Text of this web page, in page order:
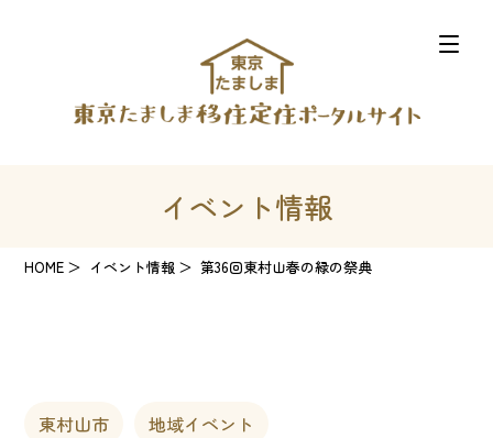
イベント情報
HOME イベント情報 第36回東村山春の緑の祭典
東村山市 地域イベント